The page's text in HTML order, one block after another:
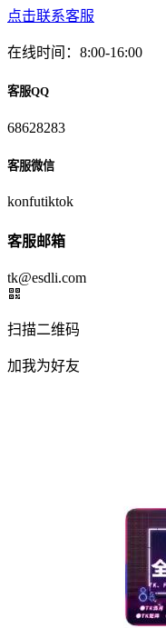
点击联系客服
在线时间：8:00-16:00
客服QQ
68628283
客服微信
konfutiktok
客服邮箱
tk@esdli.com
扫描二维码
加我为好友